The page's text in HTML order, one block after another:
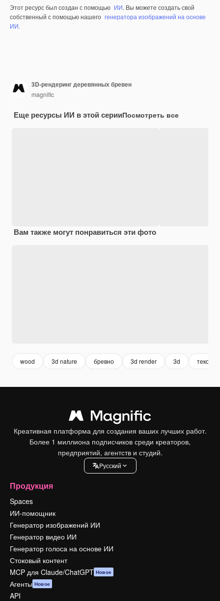
Этот ресурс был создан с помощью ИИ. Вы можете создать свой
собственный с помощью нашего генератора изображений на основе
ИИ.
3D-рендеринг деревянных бревен
magnific
Еще ресурсы ИИ в этой серииПосмотреть все
Вам также могут понравиться эти фото
wood 3d nature бревно 3d render 3d
Креативная платформа для создания ваших лучших работ.
Более 1 миллиона подписчиков среди креаторов,
предприятий, агентств и студий.
Pусский
Продукция
Spaces
ИИ-помощник
Генератор изображений ИИ
Генератор видео ИИ
Генератор голоса на основе ИИ
Стоковый контент
MCP для Claude/ChatGPT Новое
Агенты Новое
API